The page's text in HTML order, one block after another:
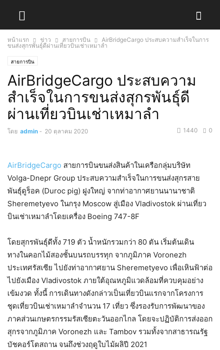
หน้าแรก ข่าว สายการบิน
AirBridgeCargo ประสบความสำเร็จในการ
ขนส่งสุกรพันธุ์ดีผ่านเที่ยวบินเช่าเหมาลำ
สายการบิน
AirBridgeCargo ประสบความ
สำเร็จในการขนส่งสุกรพันธุ์ดี
ผ่านเที่ยวบินเช่าเหมาลำ
โดย admin - 20 ตุลาคม 2020 0
1440
AirBridgeCargo สายการบินขนส่งสินค้าในเครือกลุ่มบริษัท
Volga-Dnepr Group ประสบความสำเร็จในการขนส่งสุกรสาย
พันธุ์ดูร็อค (Duroc pig) ฝูงใหญ่ จากท่าอากาศยานนานาชาติ
Sheremetyevo ในกรุง Moscow สู่เมือง Vladivostok ผ่านเที่ยว
บินเช่าเหมาลำโดยเครื่อง Boeing 747-8F
โดยสุกรพันธุ์ดีทั้ง 719 ตัว น้ำหนักรวมกว่า 80 ตัน เริ่มต้นเดิน
ทางในคอกไม้สองชั้นบนรถบรรทุก จากภูมิภาค Voronezh
ประเทศรัสเซีย ไปยังท่าอากาศยาน Sheremetyevo เพื่อเหินฟ้าต่อ
ไปยังเมือง Vladivostok ภายใต้อุณหภูมิแวดล้อมที่ควบคุมอย่าง
เข้มงวด ทั้งนี้ การเดินทางดังกล่าวเป็นเที่ยวบินแรกจากโครงการ
ชุดเที่ยวบินเช่าเหมาลำจำนวน 17 เที่ยว ซึ่งรองรับการพัฒนาของ
ภาคส่วนเกษตรกรรมรัสเซียตะวันออกไกล โดยจะปฏิบัติการส่งออก
สุกรจากภูมิภาค Voronezh และ Tambov รวมทั้งจากสาธารณรัฐ
บัชคอร์โตสถาน จนถึงช่วงฤดูใบไม้ผลิปี 2021